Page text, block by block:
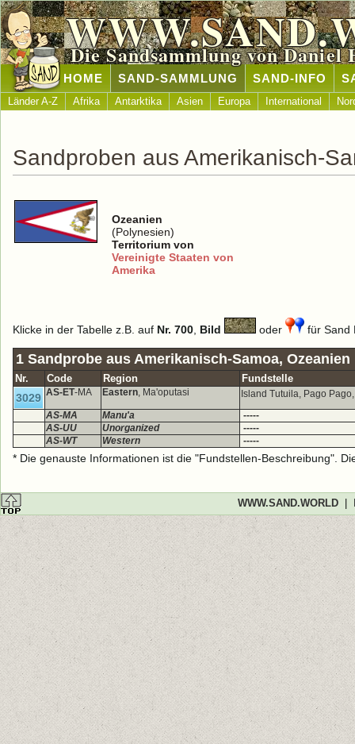
Die Sandsammlung von Daniel
HOME SAND-SAMMLUNG SAND-INFO
Länder A-Z Afrika Antarktika Asien Europa International
Sandproben aus Amerikanisch-
Ozeanien
(Polynesien)
Territorium von
Vereinigte Staaten von
Amerika
Klicke in der Tabelle z.B. auf Nr. 700 Bild oder für Sand
1 Sandprobe aus Amerikanisch-Samoa, Ozeanien
Nr. Code Region Fundstelle
3029 AS-ET-MA Eastern, Ma'oputasi
Island Tutuila, Pago
AS-MA
Manu'a
-----
AS-UU
Unorganized
-----
AS-WT
Western -----
* Die genauste Informationen ist die "Fundstellen-Beschreibung".
WWW.SAND.WORLD|